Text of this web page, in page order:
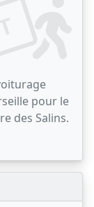
pour le
des Salins.